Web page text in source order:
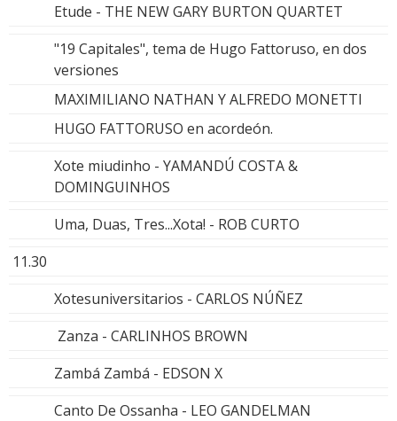
Etude - THE NEW GARY BURTON QUARTET
"19 Capitales", tema de Hugo Fattoruso, en dos
versiones
MAXIMILIANO NATHAN Y ALFREDO MONETTI
HUGO FATTORUSO en acordeón.
Xote miudinho - YAMANDÚ COSTA &
DOMINGUINHOS
Uma, Duas, Tres...Xota! - ROB CURTO
11.30
Xotesuniversitarios - CARLOS NÚÑEZ
Zanza - CARLINHOS BROWN
Zambá Zambá - EDSON X
Canto De Ossanha - LEO GANDELMAN